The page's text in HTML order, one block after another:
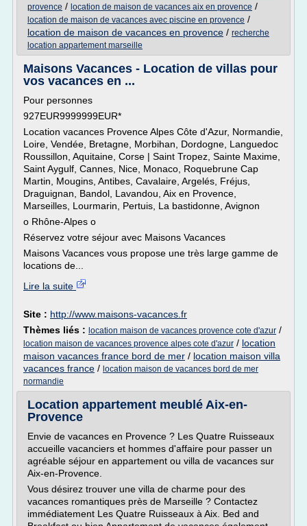
provence / location de maison de vacances aix en provence /
location de maison de vacances avec piscine en provence /
location de maison de vacances en provence / recherche
location appartement marseille
Maisons Vacances - Location de villas pour
vos vacances en ...
Pour personnes
927EUR9999999EUR*
Location vacances Provence Alpes Côte d'Azur, Normandie,
Loire, Vendée, Bretagne, Morbihan, Dordogne, Languedoc
Roussillon, Aquitaine, Corse | Saint Tropez, Sainte Maxime,
Saint Aygulf, Cannes, Nice, Monaco, Roquebrune Cap
Martin, Mougins, Antibes, Cavalaire, Argelés, Fréjus,
Draguignan, Bandol, Lavandou, Aix en Provence,
Marseilles, Lourmarin, Pertuis, La bastidonne, Avignon
o Rhône-Alpes o
Réservez votre séjour avec Maisons Vacances
Maisons Vacances vous propose une très large gamme de
locations de...
Lire la suite
Site : http://www.maisons-vacances.fr
Thèmes liés : location maison de vacances provence cote d'azur /
location maison de vacances provence alpes cote d'azur / location
maison vacances france bord de mer / location maison villa
vacances france / location maison de vacances bord de mer
normandie
Location appartement meublé Aix-en-
Provence
Envie de vacances en Provence ? Les Quatre Ruisseaux
accueille vacanciers et hommes d'affaire pour passer un
agréable séjour en appartement ou villa de vacances sur
Aix-en-Provence.
Vous désirez trouver une villa de charme pour des
vacances romantiques près de Marseille ? Contactez
immédiatement Les Quatre Ruisseaux à Aix. Bed and